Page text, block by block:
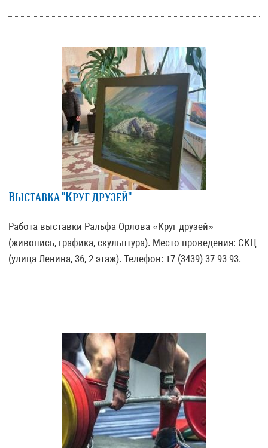
Выставка "Круг друзей"
Работа выставки Ральфа Орлова «Круг друзей»
(живопись, графика, скульптура). Место проведения: СКЦ
(улица Ленина, 36, 2 этаж). Телефон: +7 (3439) 37-93-93.